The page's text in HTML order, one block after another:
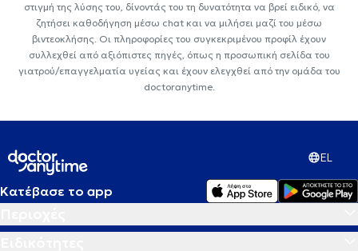
στιγμή της λύσης του, δίνοντάς του τη δυνατότητα να βρεί ειδικό, να
ζητήσει καθοδήγηση μέσω chat και να μιλήσει μαζί του μέσω
βιντεοκλήσης. Οι πληροφορίες του συγκεκριμένου προφίλ έχουν
συλλεχθεί από αξιόπιστες πηγές, όπως η προσωπική σελίδα του
γιατρού/επαγγελματία υγείας και έχουν ελεγχθεί από την ομάδα του
doctoranytime.
EL
Κατέβασε το app